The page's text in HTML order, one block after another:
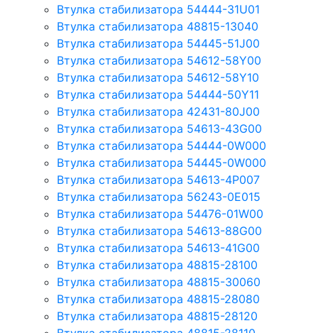
Втулка стабилизатора 54444-31U01
Втулка стабилизатора 48815-13040
Втулка стабилизатора 54445-51J00
Втулка стабилизатора 54612-58Y00
Втулка стабилизатора 54612-58Y10
Втулка стабилизатора 54444-50Y11
Втулка стабилизатора 42431-80J00
Втулка стабилизатора 54613-43G00
Втулка стабилизатора 54444-0W000
Втулка стабилизатора 54445-0W000
Втулка стабилизатора 54613-4P007
Втулка стабилизатора 56243-0E015
Втулка стабилизатора 54476-01W00
Втулка стабилизатора 54613-88G00
Втулка стабилизатора 54613-41G00
Втулка стабилизатора 48815-28100
Втулка стабилизатора 48815-30060
Втулка стабилизатора 48815-28080
Втулка стабилизатора 48815-28120